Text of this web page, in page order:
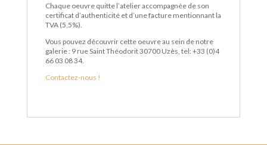
Chaque oeuvre quitte l’atelier accompagnée de son
certificat d’authenticité et d’une facture mentionnant la
TVA (5,5%).
Vous pouvez découvrir cette oeuvre au sein de notre
galerie : 9 rue Saint Théodorit 30700 Uzès, tel: +33 (0)4
66 03 08 34.
Contactez-nous !